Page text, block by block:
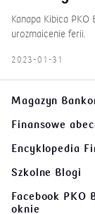
Kanapa Kibica PKO
urozmaicenie ferii.
2023-01-31
Magazyn
Finansowe
Encyklopedia
Szkolne Blogi
Facebook PKO
oknie